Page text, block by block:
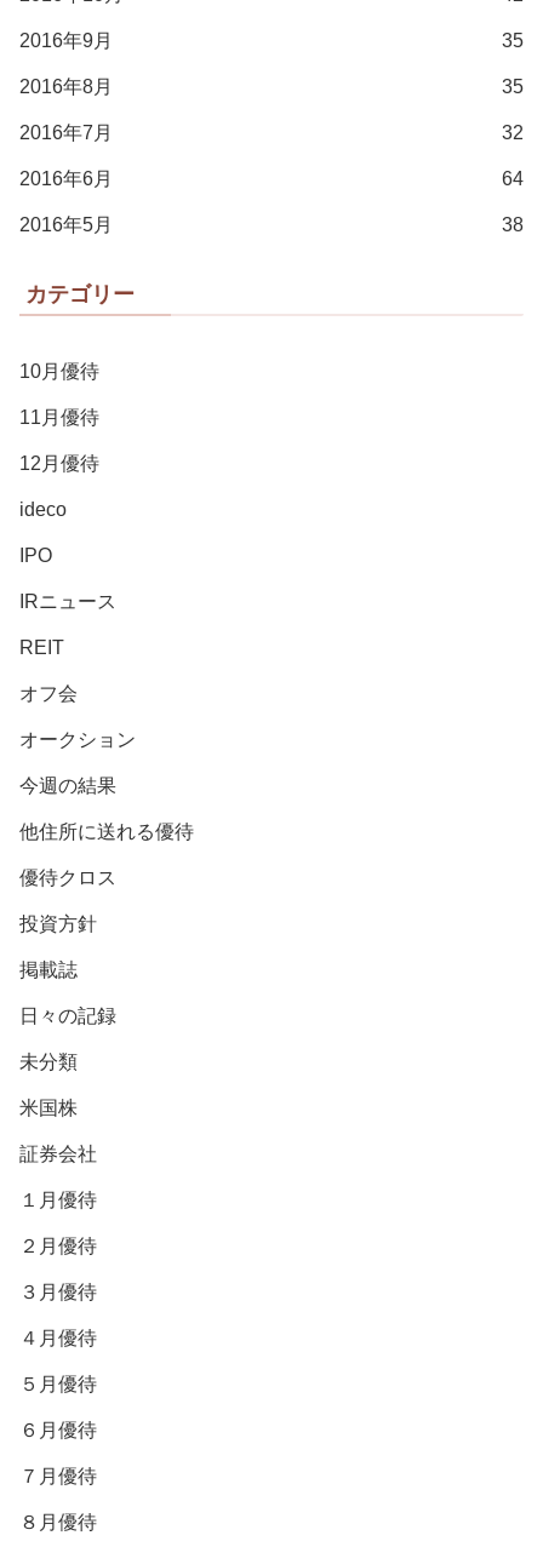
2016年9月 35
2016年8月 35
2016年7月 32
2016年6月 64
2016年5月 38
カテゴリー
10月優待
11月優待
12月優待
ideco
IPO
IRニュース
REIT
オフ会
オークション
今週の結果
他住所に送れる優待
優待クロス
投資方針
掲載誌
日々の記録
未分類
米国株
証券会社
１月優待
２月優待
３月優待
４月優待
５月優待
６月優待
７月優待
８月優待